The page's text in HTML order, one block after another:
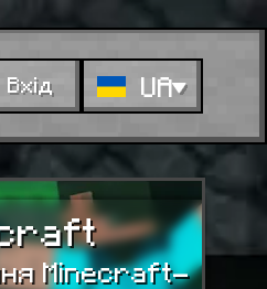
Вхід UA
Minecraft-